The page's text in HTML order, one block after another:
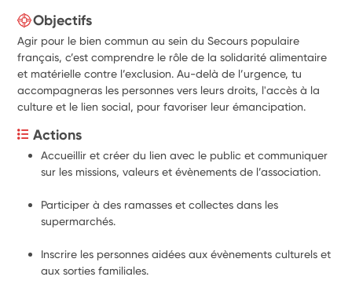
Objectifs
Agir pour le bien commun au sein du Secours populaire
français, c’est comprendre le rôle de la solidarité alimentaire
et matérielle contre l’exclusion. Au-delà de l’urgence, tu
accompagneras les personnes vers leurs droits, l'accès à la
culture et le lien social, pour favoriser leur émancipation.
Actions
Accueillir et créer du lien avec le public et communiquer
sur les missions, valeurs et évènements de l’association.
Participer à des ramasses et collectes dans les
supermarchés.
Inscrire les personnes aidées aux évènements culturels et